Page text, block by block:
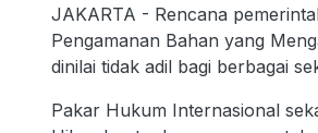
JAKARTA - Rencana
Pengamanan Bahan yang
dinilai tidak adil bagi berbagai
Pakar Hukum Internasional